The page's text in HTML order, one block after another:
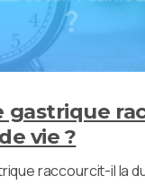
gastrique
vie ?
raccourcit-il la